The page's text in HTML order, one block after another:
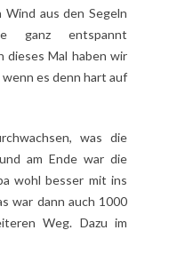
aus den Segeln
ganz entspannt
dieses Mal haben wir
es denn hart auf
was die
am Ende war die
wohl besser mit ins
war dann auch 1000
Weg. Dazu im